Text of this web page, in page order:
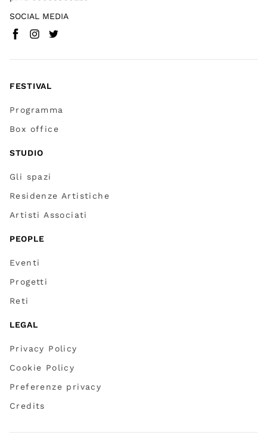
SOCIAL MEDIA
Facebook(
Instagram
Twitter
FESTIVAL
Programma
Box office
STUDIO
Gli spazi
Residenze Artistiche
Artisti Associati
PEOPLE
Eventi
Progetti
Reti
LEGAL
Privacy Policy
Cookie Policy
Preferenze privacy
Credits